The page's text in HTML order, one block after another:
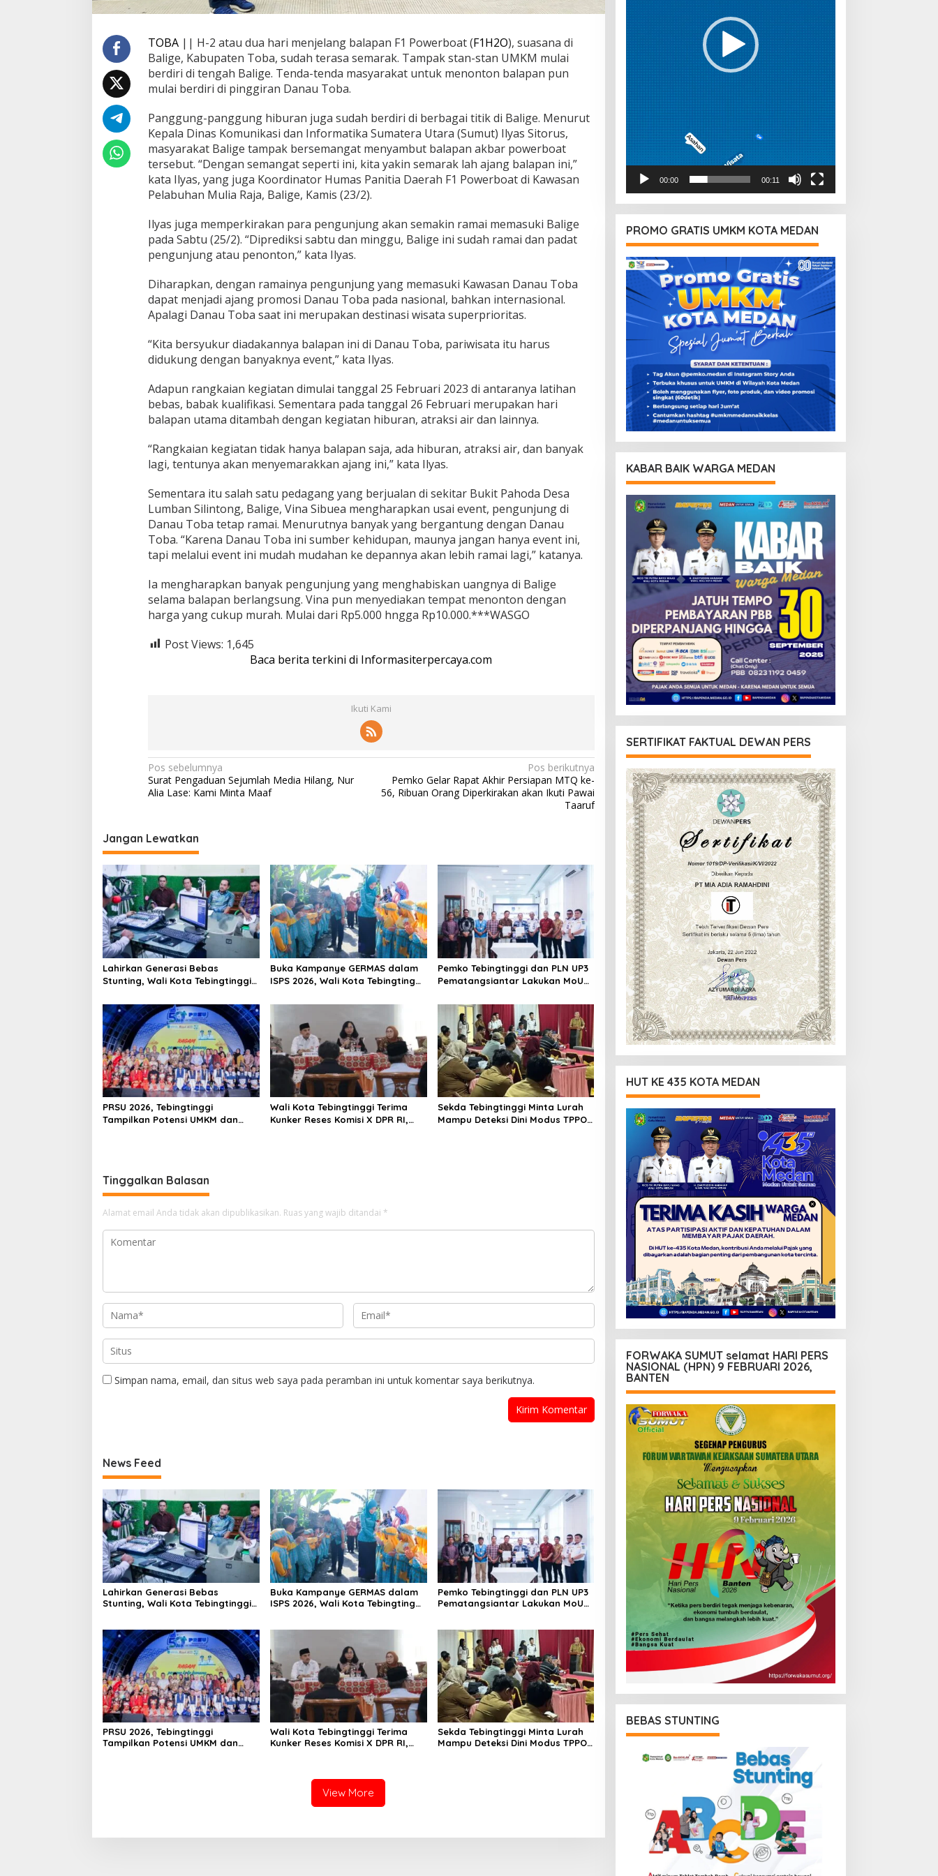
d
S
e
m
a
k
TOBA|| H-2 atau dua hari menjelang balapan F1 Powerboat (F1H2O), suasana di
Balige, Kabupaten Toba, sudah terasa semarak. Tampak stan-stan UMKM mulai
berdiri di tengah Balige. Tenda-tenda masyarakat untuk menonton balapan pun
mulai berdiri di pinggiran Danau Toba.
Panggung-panggung hiburan juga sudah berdiri di berbagai titik di Balige. Menurut
Kepala Dinas Komunikasi dan Informatika Sumatera Utara (Sumut) Ilyas Sitorus,
masyarakat Balige tampak bersemangat menyambut balapan akbar powerboat
tersebut. “Dengan semangat seperti ini, kita yakin semarak lah ajang balapan ini,”
kata Ilyas, yang juga Koordinator Humas Panitia Daerah F1 Powerboat di Kawasan
Pelabuhan Mulia Raja, Balige, Kamis (23/2).
Ilyas juga memperkirakan para pengunjung akan semakin ramai memasuki Balige
pada Sabtu (25/2). “Diprediksi sabtu dan minggu, Balige ini sudah ramai dan padat
pengunjung atau penonton,” kata Ilyas.
Diharapkan, dengan ramainya pengunjung yang memasuki Kawasan Danau Toba
dapat menjadi ajang promosi Danau Toba pada nasional, bahkan internasional.
Apalagi Danau Toba saat ini merupakan destinasi wisata superprioritas.
“Kita bersyukur diadakannya balapan ini di Danau Toba, pariwisata itu harus
didukung dengan banyaknya event,” kata Ilyas.
Adapun rangkaian kegiatan dimulai tanggal 25 Februari 2023 di antaranya latihan
bebas, babak kualifikasi. Sementara pada tanggal 26 Februari merupakan hari
balapan utama ditambah dengan kegiatan hiburan, atraksi air dan lainnya.
“Rangkaian kegiatan tidak hanya balapan saja, ada hiburan, atraksi air, dan banyak
lagi, tentunya akan menyemarakkan ajang ini,” kata Ilyas.
Sementara itu salah satu pedagang yang berjualan di sekitar Bukit Pahoda Desa
Lumban Silintong, Balige, Vina Sibuea mengharapkan usai event, pengunjung di
Danau Toba tetap ramai. Menurutnya banyak yang bergantung dengan Danau
Toba. “Karena Danau Toba ini sumber kehidupan, maunya jangan hanya event ini,
tapi melalui event ini mudah mudahan ke depannya akan lebih ramai lagi,” katanya.
Ia mengharapkan banyak pengunjung yang menghabiskan uangnya di Balige
selama balapan berlangsung. Vina pun menyediakan tempat menonton dengan
harga yang cukup murah. Mulai dari Rp5.000 hngga Rp10.000.***WASGO
Post Views: 1,645
Baca berita terkini di Informasiterpercaya.com
Ikuti Kami
N
a
i
g
a
s
i
p
o
s
Pos sebelumnya
Surat Pengaduan Sejumlah Media Hilang, Nur
Alia Lase: Kami Minta Maaf
Pos berikutnya
Pemko Gelar Rapat Akhir Persiapan MTQ ke-
56, Ribuan Orang Diperkirakan akan Ikuti Pawai
Taaruf
Jangan Lewatkan
Lahirkan Generasi Bebas
Stunting, Wali Kota Tebingtinggi
Buka Kampanye GERMAS dalam
ISPS 2026, Wali Kota Tebingtinggi
Pemko Tebingtinggi dan PLN UP3
Pematangsiantar Lakukan MoU
PRSU 2026, Tebingtinggi
Tampilkan Potensi UMKM dan
Wali Kota Tebingtinggi Terima
Kunker Reses Komisi X DPR RI,
Sekda Tebingtinggi Minta Lurah
Mampu Deteksi Dini Modus TPPO
Tinggalkan Balasan
Alamat email Anda tidak akan dipublikasikan. Ruas yang wajib ditandai *
Simpan nama, email, dan situs web saya pada peramban ini untuk komentar saya berikutnya.
News Feed
Lahirkan Generasi Bebas
Stunting, Wali Kota Tebingtinggi
Buka Kampanye GERMAS dalam
ISPS 2026, Wali Kota Tebingtinggi
Pemko Tebingtinggi dan PLN UP3
Pematangsiantar Lakukan MoU
PRSU 2026, Tebingtinggi
Tampilkan Potensi UMKM dan
Wali Kota Tebingtinggi Terima
Kunker Reses Komisi X DPR RI,
Sekda Tebingtinggi Minta Lurah
Mampu Deteksi Dini Modus TPPO
View More
00:00 00:11
PROMO GRATIS UMKM KOTA MEDAN
KABAR BAIK WARGA MEDAN
SERTIFIKAT FAKTUAL DEWAN PERS
HUT KE 435 KOTA MEDAN
FORWAKA SUMUT selamat HARI PERS
NASIONAL (HPN) 9 FEBRUARI 2026,
BANTEN
BEBAS STUNTING